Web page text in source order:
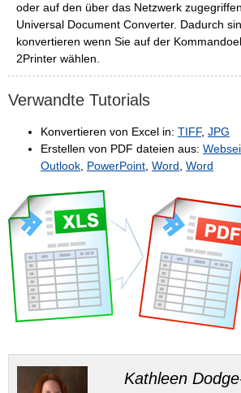
oder auf den über das Netzwerk
Universal Document Converter. Dadurch
konvertieren wenn Sie auf der
2Printer wählen.
Verwandte Tutorials
Konvertieren von Excel in: TIFF, JPG
Erstellen von PDF dateien aus:
Outlook PowerPoint Word Word
Kathleen